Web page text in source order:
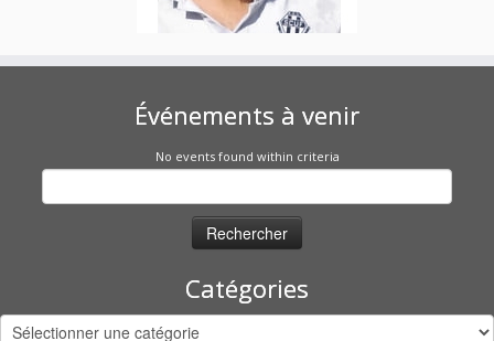
Événements à venir
No events found within criteria
Rechercher :
Catégories
Catégories